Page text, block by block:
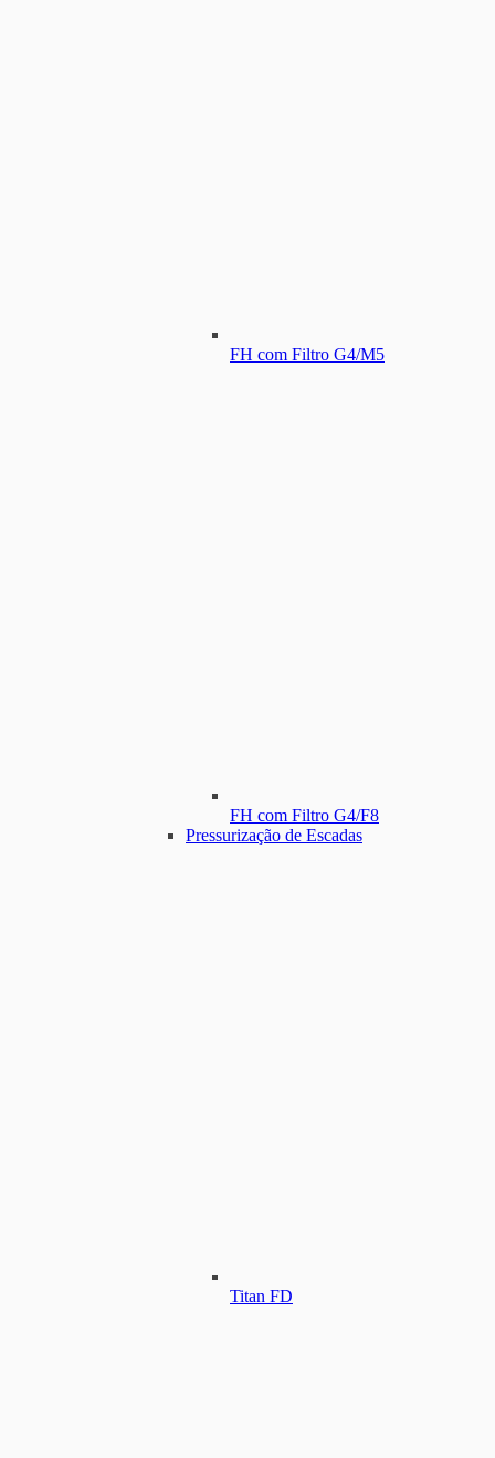
FH com Filtro G4/M5
FH com Filtro G4/F8
Pressurização de Escadas
Titan FD